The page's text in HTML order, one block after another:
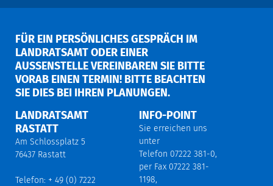
FÜR EIN PERSÖNLICHES GESPRÄCH IM
LANDRATSAMT ODER EINER
AUSSENSTELLE VEREINBAREN SIE BITTE V
ORAB EINEN TERMIN! BITTE BEACHTEN S
IE DIES BEI IHREN PLANUNGEN.
LANDRATSAMT
RASTATT
Am Schlossplatz 5
76437 Rastatt
Telefon: + 49 (0) 7222
INFO-POINT
Sie erreichen uns
unter
Telefon 07222 381-0,
per Fax 07222 381-
1198,